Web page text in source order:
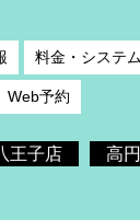
料金・システム
Web予約
王子店 高